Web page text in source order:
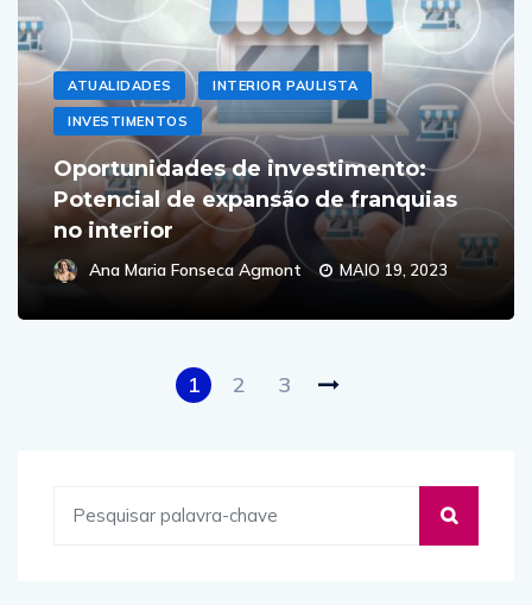
ATUALIDADES INTERIOR PAULISTA
INVESTIMENTOS
Oportunidades de investimento:
Potencial de expansão de franquias
no interior
Ana Maria Fonseca Agmont MAIO 19, 2023
1 2 3